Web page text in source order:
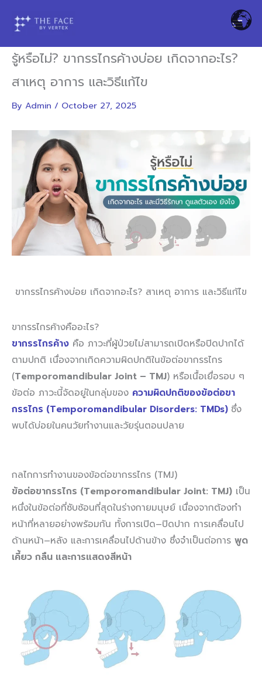
รู้หรือไม่? ขากรรไกรค้างบ่อย เกิดจากอะไร?
สาเหตุ อาการ และวิธีแก้ไข
By Admin / October 27, 2025
ขากรรไกรค้างบ่อย เกิดจากอะไร? สาเหตุ อาการ และวิธีแก้ไข
ขากรรไกรค้างคืออะไร?
ขากรรไกรค้าง คือ ภาวะที่ผู้ป่วยไม่สามารถเปิดหรือปิดปากได้
ตามปกติ เนื่องจากเกิดความผิดปกติในข้อต่อขากรรไกร
(Temporomandibular Joint – TMJ) หรือเนื้อเยื่อรอบ ๆ
ข้อต่อ ภาวะนี้จัดอยู่ในกลุ่มของ ความผิดปกติของข้อต่อขา
กรรไกร (Temporomandibular Disorders: TMDs) ซึ่ง
พบได้บ่อยในคนวัยทำงานและวัยรุ่นตอนปลาย
กลไกการทำงานของข้อต่อขากรรไกร (TMJ)
ข้อต่อขากรรไกร (Temporomandibular Joint: TMJ) เป็น
หนึ่งในข้อต่อที่ซับซ้อนที่สุดในร่างกายมนุษย์ เนื่องจากต้องทำ
หน้าที่หลายอย่างพร้อมกัน ทั้งการเปิด–ปิดปาก การเคลื่อนไป
ด้านหน้า–หลัง และการเคลื่อนไปด้านข้าง ซึ่งจำเป็นต่อการ พูด
เคี้ยว กลืน และการแสดงสีหน้า